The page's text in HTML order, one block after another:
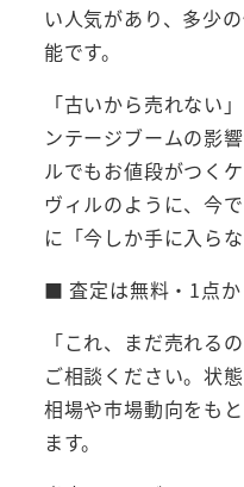
い人気があり、多少
能です。
「古いから売れない
ンテージブームの影
ルでもお値段がつく
ヴィルのように、今
に「今しか手に入ら
■ 査定は無料・1点か
「これ、まだ売れる
ご相談ください。状
相場や市場動向をも
ます。